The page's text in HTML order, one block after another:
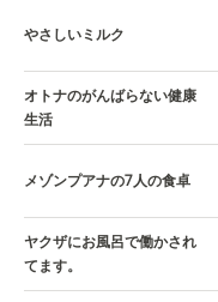
やさしいミルク
オトナのがんばらない健康
生活
メゾンプアナの7人の食卓
ヤクザにお風呂で働かされ
てます。